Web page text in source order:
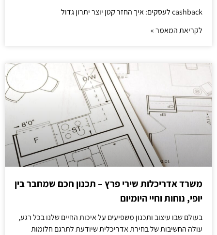
cashback לעסקים: איך החזר קטן יוצר יתרון גדול
לקריאת המאמר »
משרד אדריכלות שירי פרץ – תכנון חכם שמחבר בין
יופי, נוחות וחיי היומיום
בעולם שבו עיצוב ותכנון משפיעים על איכות החיים שלנו בכל רגע,
עולה החשיבות של בחירת אדריכלית שיודעת לתרגם חלומות